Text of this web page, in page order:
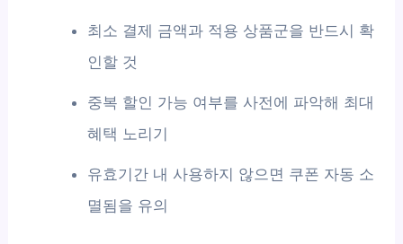
최소 결제 금액과 적용 상품군을 반드시 확
인할 것
중복 할인 가능 여부를 사전에 파악해 최대
혜택 노리기
유효기간 내 사용하지 않으면 쿠폰 자동 소
멸됨을 유의